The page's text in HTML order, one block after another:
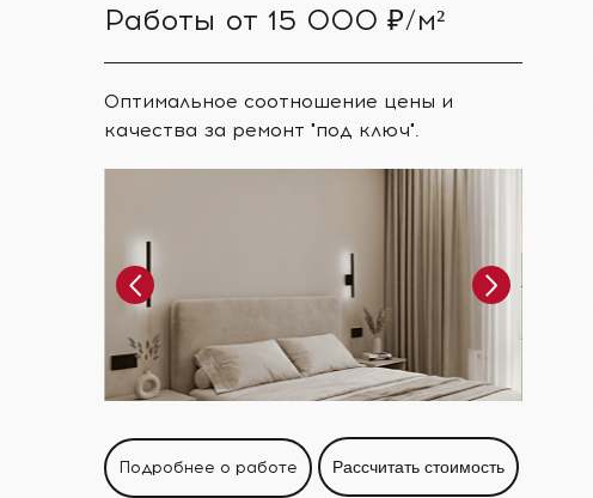
Работы от 15 000 ₽/м²
Оптимальное соотношение цены и
качества за ремонт "под ключ".
Подробнее о работе Рассчитать стоимость